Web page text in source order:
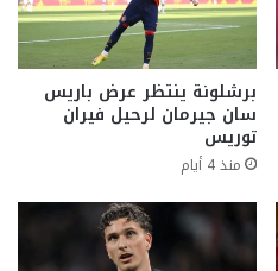
برشلونة ينتظر عرض باريس
سان جيرمان لرحيل فيران
توريس
منذ 4 أيام